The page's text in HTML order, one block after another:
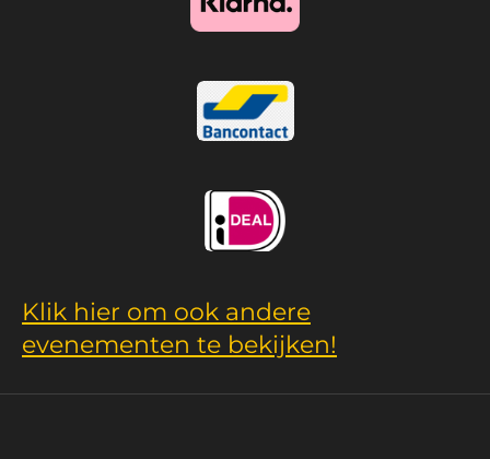
Klik hier om ook andere
evenementen te bekijken!